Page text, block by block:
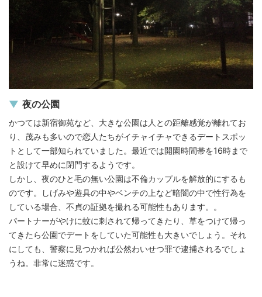
夜の公園
かつては新宿御苑など、大きな公園は人との距離感覚が離れてお
り、茂みも多いので恋人たちがイチャイチャできるデートスポッ
トとして一部知られていました。最近では開園時間帯を16時まで
と設けて早めに閉門するようです。
しかし、夜のひと毛の無い公園は不倫カップルを解放的にするも
のです。しげみや遊具の中やベンチの上など暗闇の中で性行為を
している場合、不貞の証拠を撮れる可能性もあります。。
パートナーがやけに蚊に刺されて帰ってきたり、草をつけて帰っ
てきたら公園でデートをしていた可能性も大きいでしょう。それ
にしても、警察に見つかれば公然わいせつ罪で逮捕されるでしょ
うね。非常に迷惑です。